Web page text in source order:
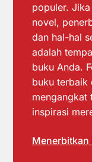
populer.
novel,
dan hal-hal
adalah
buku Anda.
buku terbaik
mengangkat
inspirasi